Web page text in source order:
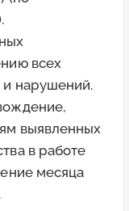
всех
нарушений.
выявленных
в работе
месяца